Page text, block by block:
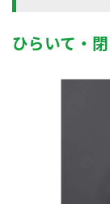
ひらいて・